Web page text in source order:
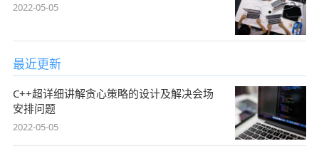
2022-05-05
最近更新
C++超详细讲解贪心策略的设计及解决会场
安排问题
2022-05-05